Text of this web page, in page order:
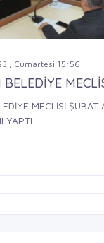
, Cumartesi 15:56
MECLİSİ ŞUBAT
YAPTI